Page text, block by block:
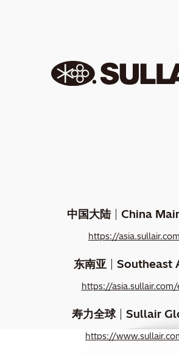
中国大陆 China
https://
东南亚 Southeast
https://
寿力全球 Sullair
https://